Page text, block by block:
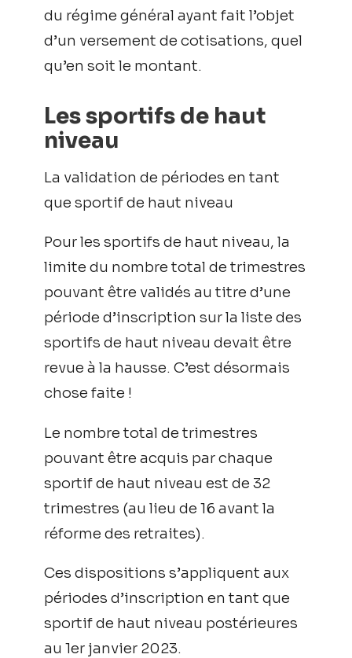
du régime général ayant fait l’objet
d’un versement de cotisations, quel
qu’en soit le montant.
Les sportifs de haut
niveau
La validation de périodes en tant
que sportif de haut niveau
Pour les sportifs de haut niveau, la
limite du nombre total de trimestres
pouvant être validés au titre d’une
période d’inscription sur la liste des
sportifs de haut niveau devait être
revue à la hausse. C’est désormais
chose faite !
Le nombre total de trimestres
pouvant être acquis par chaque
sportif de haut niveau est de 32
trimestres (au lieu de 16 avant la
réforme des retraites).
Ces dispositions s’appliquent aux
périodes d’inscription en tant que
sportif de haut niveau postérieures
au 1er janvier 2023.